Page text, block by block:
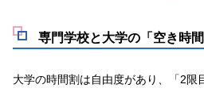
専門学校と大学の「空き時
大学の時間割は自由度があり、「2限